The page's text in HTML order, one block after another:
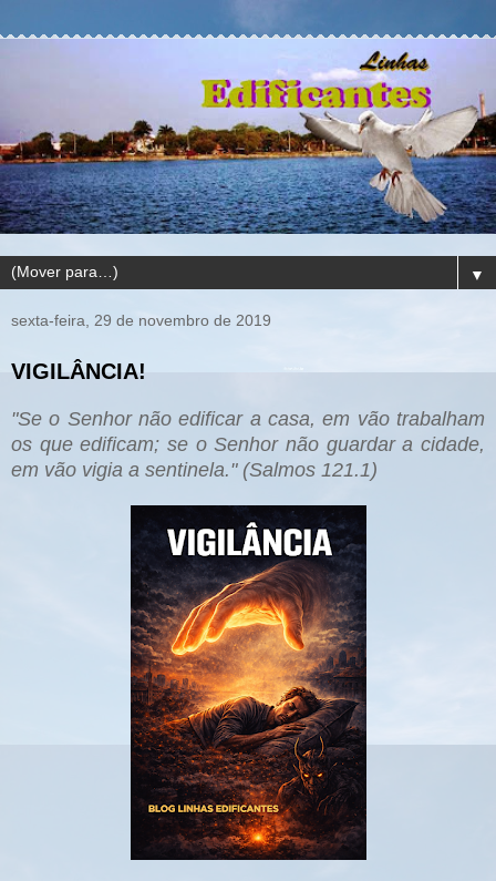
▼
sexta-feira, 29 de novembro de 2019
VIGILÂNCIA!
"Se o Senhor não edificar a casa, em vão trabalham
os que edificam; se o Senhor não guardar a cidade,
em vão vigia a sentinela." (Salmos 121.1)